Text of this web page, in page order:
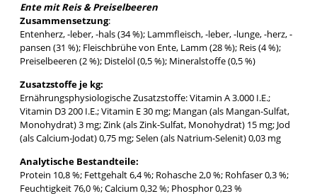
Ente mit Reis & Preiselbeeren
Zusammensetzung:
Entenherz, -leber, -hals (34 %); Lammfleisch, -leber, -lunge, -herz, -
pansen (31 %); Fleischbrühe von Ente, Lamm (28 %); Reis (4 %);
Preiselbeeren (2 %); Distelöl (0,5 %); Mineralstoffe (0,5 %)
Zusatzstoffe je kg:
Ernährungsphysiologische Zusatzstoffe: Vitamin A 3.000 I.E.;
Vitamin D3 200 I.E.; Vitamin E 30 mg; Mangan (als Mangan-Sulfat,
Monohydrat) 3 mg; Zink (als Zink-Sulfat, Monohydrat) 15 mg; Jod
(als Calcium-Jodat) 0,75 mg; Selen (als Natrium-Selenit) 0,03 mg
Analytische Bestandteile:
Protein 10,8 %; Fettgehalt 6,4 %; Rohasche 2,0 %; Rohfaser 0,3 %;
Feuchtigkeit 76,0 %; Calcium 0,32 %; Phosphor 0,23 %